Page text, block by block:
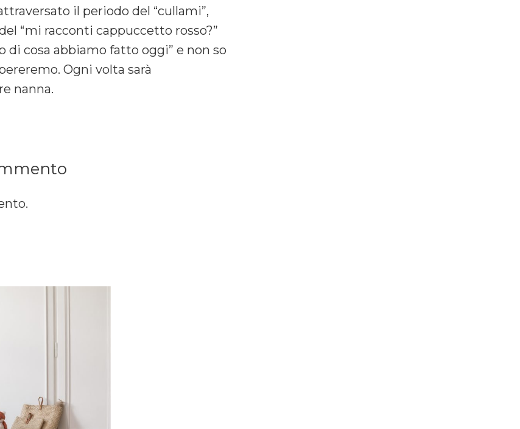
il periodo del “cullami”,
“mi racconti cappuccetto rosso?”
cosa abbiamo fatto oggi” e non so
Ogni volta sarà
nanna.
la nostra
mese riceverai
della tua
cucina,
delle Royal
volta